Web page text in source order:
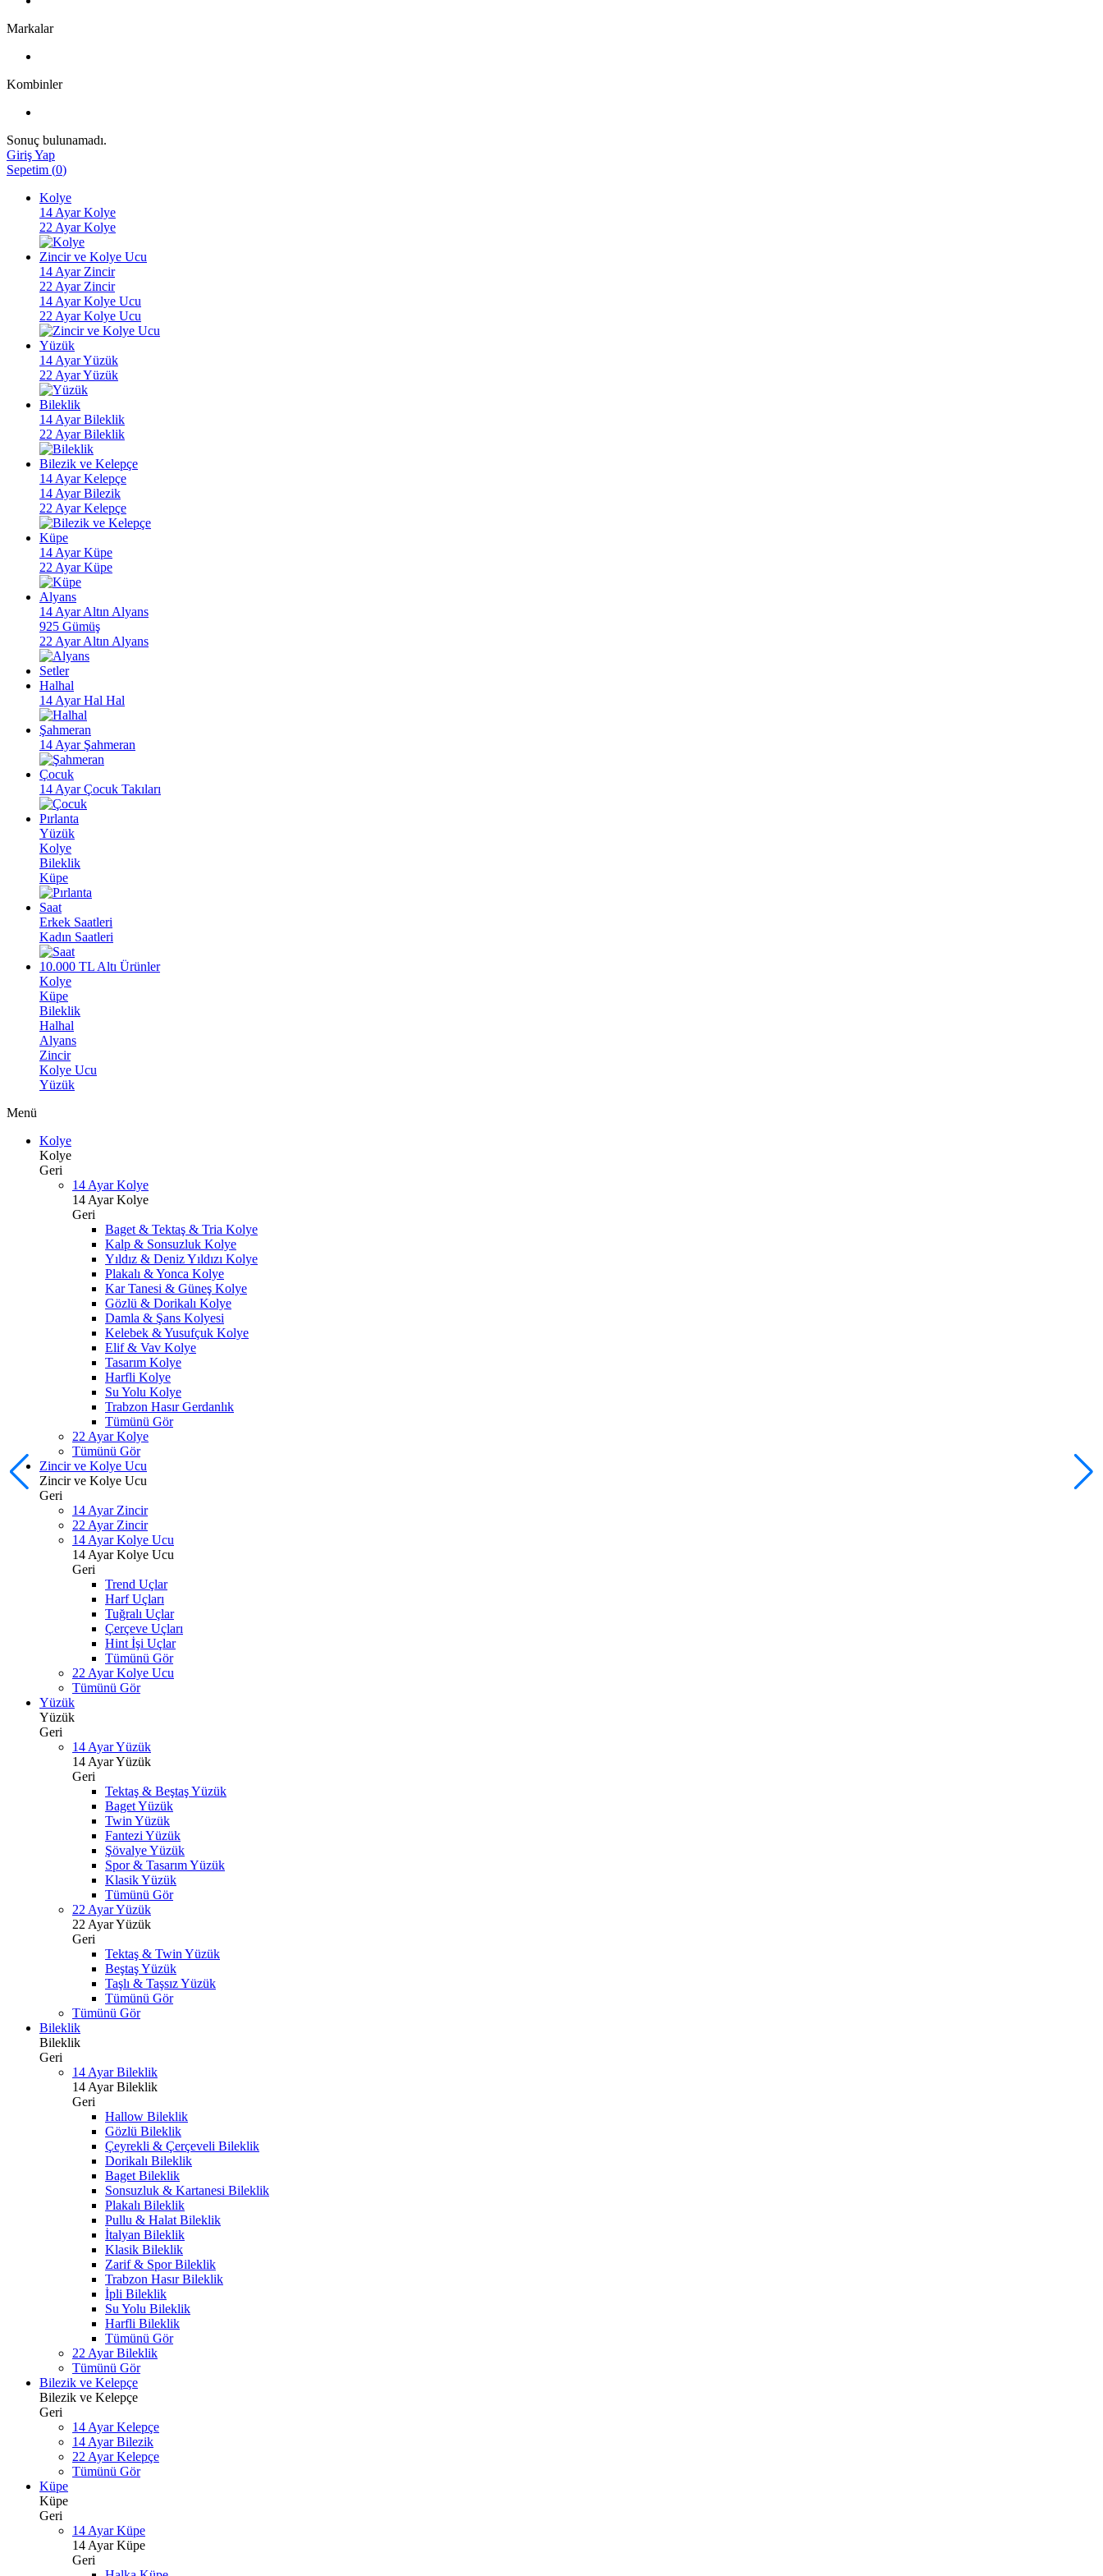
Markalar
Kombinler
Sonuç bulunamadı.
Giriş Yap
Sepetim (0)
Kolye
14 Ayar Kolye
22 Ayar Kolye
Zincir ve Kolye Ucu
14 Ayar Zincir
22 Ayar Zincir
14 Ayar Kolye Ucu
22 Ayar Kolye Ucu
Yüzük
14 Ayar Yüzük
22 Ayar Yüzük
Bileklik
14 Ayar Bileklik
22 Ayar Bileklik
Bilezik ve Kelepçe
14 Ayar Kelepçe
14 Ayar Bilezik
22 Ayar Kelepçe
Küpe
14 Ayar Küpe
22 Ayar Küpe
Alyans
14 Ayar Altın Alyans
925 Gümüş
22 Ayar Altın Alyans
Setler
Halhal
14 Ayar Hal Hal
Şahmeran
14 Ayar Şahmeran
Çocuk
14 Ayar Çocuk Takıları
Pırlanta
Yüzük
Kolye
Bileklik
Küpe
Saat
Erkek Saatleri
Kadın Saatleri
10.000 TL Altı Ürünler
Kolye
Küpe
Bileklik
Halhal
Alyans
Zincir
Kolye Ucu
Yüzük
Menü
Kolye
Kolye
Geri
14 Ayar Kolye
14 Ayar Kolye
Geri
Baget & Tektaş & Tria Kolye
Kalp & Sonsuzluk Kolye
Yıldız & Deniz Yıldızı Kolye
Plakalı & Yonca Kolye
Kar Tanesi & Güneş Kolye
Gözlü & Dorikalı Kolye
Damla & Şans Kolyesi
Kelebek & Yusufçuk Kolye
Elif & Vav Kolye
Tasarım Kolye
Harfli Kolye
Su Yolu Kolye
Trabzon Hasır Gerdanlık
Tümünü Gör
22 Ayar Kolye
Tümünü Gör
Zincir ve Kolye Ucu
Zincir ve Kolye Ucu
Geri
14 Ayar Zincir
22 Ayar Zincir
14 Ayar Kolye Ucu
14 Ayar Kolye Ucu
Geri
Trend Uçlar
Harf Uçları
Tuğralı Uçlar
Çerçeve Uçları
Hint İşi Uçlar
Tümünü Gör
22 Ayar Kolye Ucu
Tümünü Gör
Yüzük
Yüzük
Geri
14 Ayar Yüzük
14 Ayar Yüzük
Geri
Tektaş & Beştaş Yüzük
Baget Yüzük
Twin Yüzük
Fantezi Yüzük
Şövalye Yüzük
Spor & Tasarım Yüzük
Klasik Yüzük
Tümünü Gör
22 Ayar Yüzük
22 Ayar Yüzük
Geri
Tektaş & Twin Yüzük
Beştaş Yüzük
Taşlı & Taşsız Yüzük
Tümünü Gör
Tümünü Gör
Bileklik
Bileklik
Geri
14 Ayar Bileklik
14 Ayar Bileklik
Geri
Hallow Bileklik
Gözlü Bileklik
Çeyrekli & Çerçeveli Bileklik
Dorikalı Bileklik
Baget Bileklik
Sonsuzluk & Kartanesi Bileklik
Plakalı Bileklik
Pullu & Halat Bileklik
İtalyan Bileklik
Klasik Bileklik
Zarif & Spor Bileklik
Trabzon Hasır Bileklik
İpli Bileklik
Su Yolu Bileklik
Harfli Bileklik
Tümünü Gör
22 Ayar Bileklik
Tümünü Gör
Bilezik ve Kelepçe
Bilezik ve Kelepçe
Geri
14 Ayar Kelepçe
14 Ayar Bilezik
22 Ayar Kelepçe
Tümünü Gör
Küpe
Küpe
Geri
14 Ayar Küpe
14 Ayar Küpe
Geri